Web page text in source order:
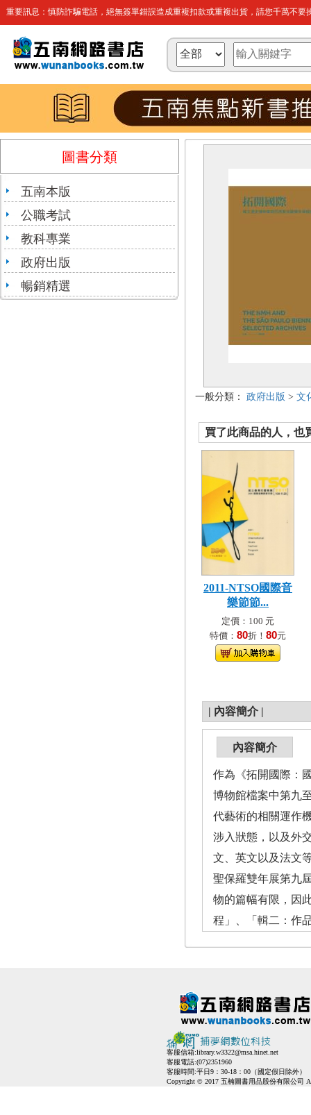
重要訊息：慎防詐騙電話，絕無簽單錯誤造成重複扣款或重複出貨，請您千萬不要
圖書分類
五南本版
公職考試
教科專業
政府出版
暢銷精選
一般分類： 政府出版 > 文
買了此商品的人，也
2011-NTSO國際音
樂節節...
定價：100 元
特價： 80折！ 80元
| 內容簡介 |
內容簡介
作為《拓開國際：
博物館檔案中第九
代藝術的相關運作
涉入狀態，以及外
文、英文以及法文
聖保羅雙年展第九
物的篇幅有限，因
程」、「輯二：作
客服信箱:library.w3322@msa.hinet.net
客服電話:(07)2351960
客服時間:平日9：30-18：00（國定假日除外）
Copyright © 2017 五楠圖書用品股份有限公司